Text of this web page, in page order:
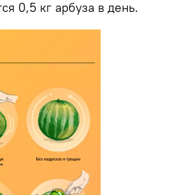
0,5 кг арбуза в день.